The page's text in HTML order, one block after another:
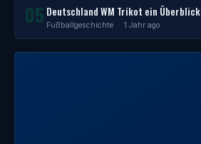
05 Deutschland WM Trikot ein Überblick
Fußballgeschichte · 1 Jahr ago